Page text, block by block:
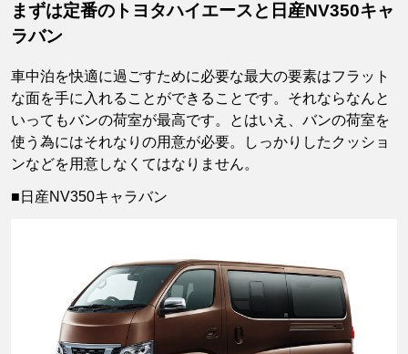
まずは定番のトヨタハイエースと日産NV350キャ
ラバン
車中泊を快適に過ごすために必要な最大の要素はフラット
な面を手に入れることができることです。それならなんと
いってもバンの荷室が最高です。とはいえ、バンの荷室を
使う為にはそれなりの用意が必要。しっかりしたクッショ
ンなどを用意しなくてはなりません。
■日産NV350キャラバン